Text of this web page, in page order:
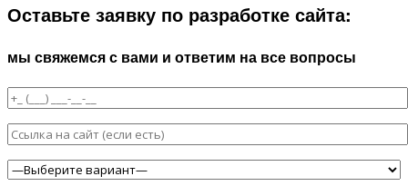
Оставьте заявку по разработке сайта:
мы свяжемся с вами и ответим на все вопросы